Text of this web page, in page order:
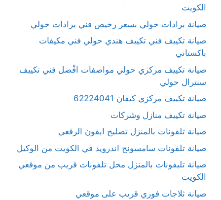
الكويت
صيانة برادات حولي بسعر رخيص فني برادات حولي
صيانة تكييف فني تكييف هندي حولي فني مكيفات
باكستاني
صيانة تكييف مركزي حولي مواصفات افْضل فني تكييف
سنترال حولي
صيانة تكييف مركزي كيفان 62224041
صيانة تكييف منازل وشركات
صيانة تلفونات بالمنزل تصليح ايفون الرقعي
صيانة تلفونات سامسونج اندرويد في الكويت من الوكيل
صيانة تليفونات بالمنزل محل تلفونات قريب من موقعي
الكويت
صيانة ثلاجات فوري قريب على موقعي